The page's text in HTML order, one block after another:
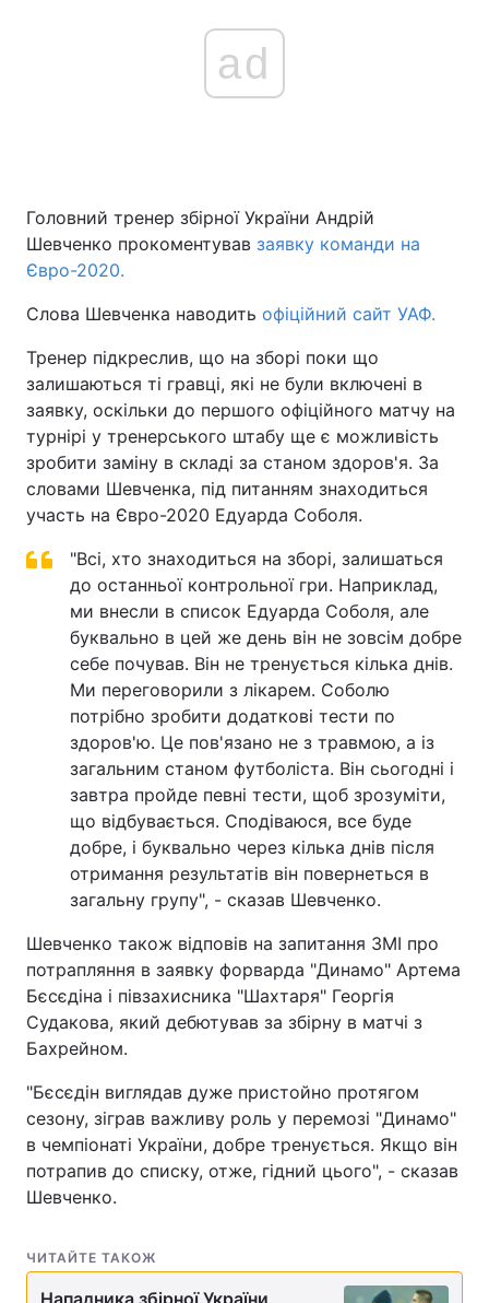
ad
Головний тренер збірної України Андрій
Шевченко прокоментував заявку команди на
Євро-2020.
Слова Шевченка наводить офіційний сайт УАФ.
Тренер підкреслив, що на зборі поки що
залишаються ті гравці, які не були включені в
заявку, оскільки до першого офіційного матчу на
турнірі у тренерського штабу ще є можливість
зробити заміну в складі за станом здоров'я. За
словами Шевченка, під питанням знаходиться
участь на Євро-2020 Едуарда Соболя.
"Всі, хто знаходиться на зборі, залишаться
до останньої контрольної гри. Наприклад,
ми внесли в список Едуарда Соболя, але
буквально в цей же день він не зовсім добре
себе почував. Він не тренується кілька днів.
Ми переговорили з лікарем. Соболю
потрібно зробити додаткові тести по
здоров'ю. Це пов'язано не з травмою, а із
загальним станом футболіста. Він сьогодні і
завтра пройде певні тести, щоб зрозуміти,
що відбувається. Сподіваюся, все буде
добре, і буквально через кілька днів після
отримання результатів він повернеться в
загальну групу", - сказав Шевченко.
Шевченко також відповів на запитання ЗМІ про
потрапляння в заявку форварда "Динамо" Артема
Бєсєдіна і півзахисника "Шахтаря" Георгія
Судакова, який дебютував за збірну в матчі з
Бахрейном.
"Бєсєдін виглядав дуже пристойно протягом
сезону, зіграв важливу роль у перемозі "Динамо"
в чемпіонаті України, добре тренується. Якщо він
потрапив до списку, отже, гідний цього", - сказав
Шевченко.
ЧИТАЙТЕ ТАКОЖ
Нападника збірної України